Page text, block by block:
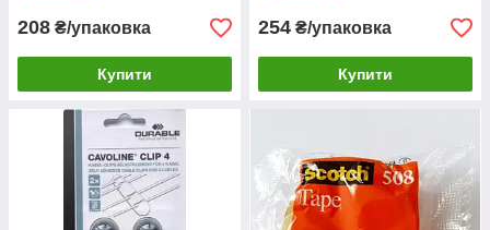
208 ₴/упаковка
Купити
254 ₴/упаковка
Купити